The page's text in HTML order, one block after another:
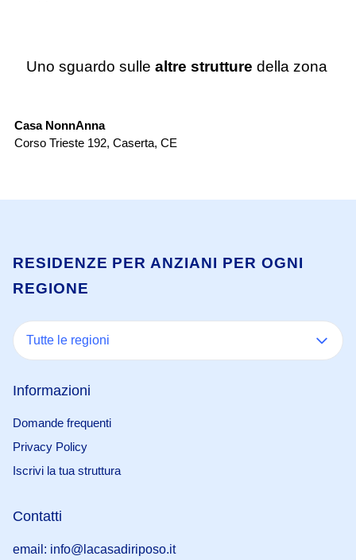
Uno sguardo sulle altre strutture della zona
Casa NonnAnna
Corso Trieste 192, Caserta, CE
RESIDENZE PER ANZIANI PER OGNI
REGIONE
Tutte le regioni
Informazioni
Domande frequenti
Privacy Policy
Iscrivi la tua struttura
Contatti
email: info@lacasadiriposo.it